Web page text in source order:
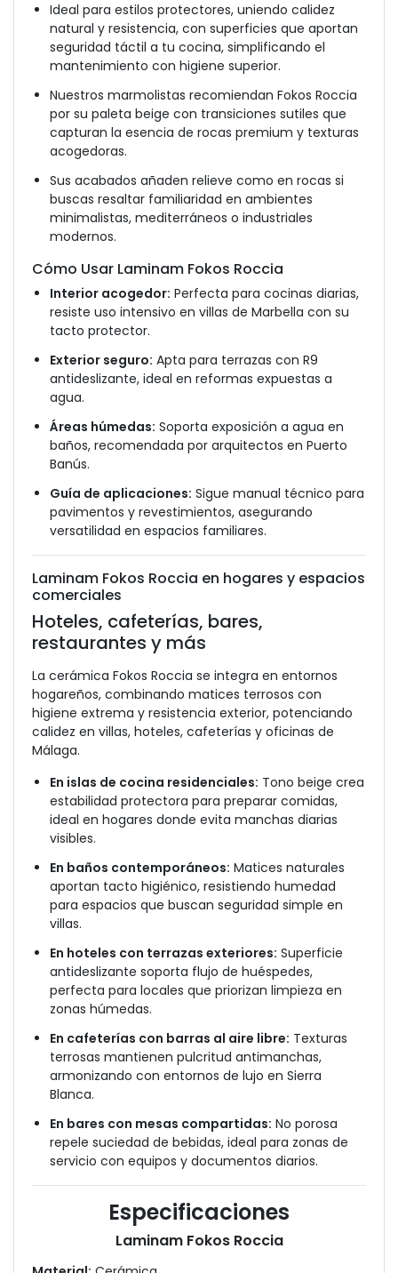
Ideal para estilos protectores, uniendo calidez
natural y resistencia, con superficies que aportan
seguridad táctil a tu cocina, simplificando el
mantenimiento con higiene superior.
Nuestros marmolistas recomiendan Fokos Roccia
por su paleta beige con transiciones sutiles que
capturan la esencia de rocas premium y texturas
acogedoras.
Sus acabados añaden relieve como en rocas si
buscas resaltar familiaridad en ambientes
minimalistas, mediterráneos o industriales
modernos.
Cómo Usar Laminam Fokos Roccia
Interior acogedor: Perfecta para cocinas diarias,
resiste uso intensivo en villas de Marbella con su
tacto protector.
Exterior seguro: Apta para terrazas con R9
antideslizante, ideal en reformas expuestas a
agua.
Áreas húmedas: Soporta exposición a agua en
baños, recomendada por arquitectos en Puerto
Banús.
Guía de aplicaciones: Sigue manual técnico para
pavimentos y revestimientos, asegurando
versatilidad en espacios familiares.
Laminam Fokos Roccia en hogares y espacios
comerciales
Hoteles, cafeterías, bares,
restaurantes y más
La cerámica Fokos Roccia se integra en entornos
hogareños, combinando matices terrosos con
higiene extrema y resistencia exterior, potenciando
calidez en villas, hoteles, cafeterías y oficinas de
Málaga.
En islas de cocina residenciales: Tono beige crea
estabilidad protectora para preparar comidas,
ideal en hogares donde evita manchas diarias
visibles.
En baños contemporáneos: Matices naturales
aportan tacto higiénico, resistiendo humedad
para espacios que buscan seguridad simple en
villas.
En hoteles con terrazas exteriores: Superficie
antideslizante soporta flujo de huéspedes,
perfecta para locales que priorizan limpieza en
zonas húmedas.
En cafeterías con barras al aire libre: Texturas
terrosas mantienen pulcritud antimanchas,
armonizando con entornos de lujo en Sierra
Blanca.
En bares con mesas compartidas: No porosa
repele suciedad de bebidas, ideal para zonas de
servicio con equipos y documentos diarios.
Especificaciones
Laminam Fokos Roccia